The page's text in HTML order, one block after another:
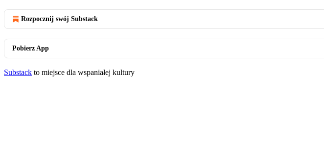
Rozpocznij swój Substack
Pobierz App
Substack to miejsce dla wspaniałej kultury